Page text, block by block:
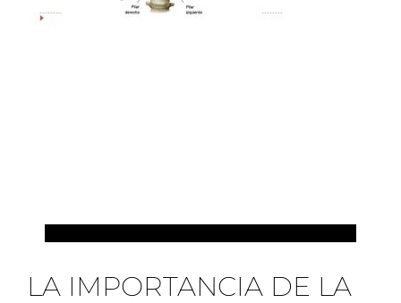
LA IMPORTANCIA DE LA